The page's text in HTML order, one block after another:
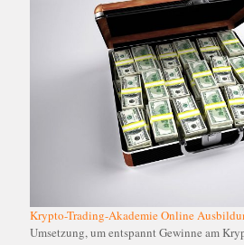
Krypto-Trading-Akademie Online
Umsetzung, um entspannt Gewinne am